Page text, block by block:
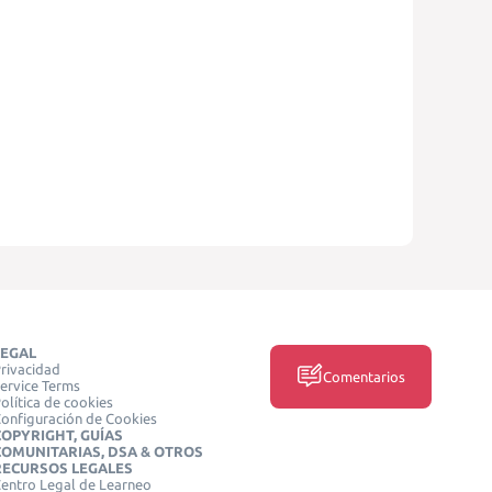
Terms
de cookies
de Cookies
GUÍAS
DSA & OTROS
LEGALES
Legal de Learneo
Comentarios